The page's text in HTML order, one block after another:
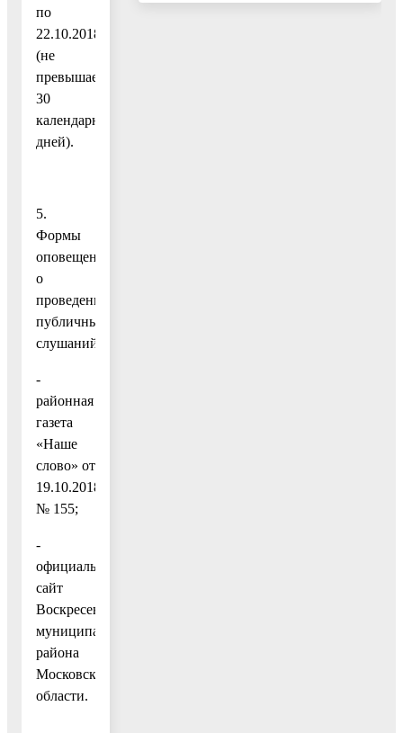
по
22.10.2018
(не
превышает
30
календарных
дней).
5.
Формы
оповещения
о
проведении
публичных
слушаний:
-
районная
газета
«Наше
слово» от
19.10.2018
№ 155;
-
официальный
сайт
Воскресенского
муниципального
района
Московской
области.